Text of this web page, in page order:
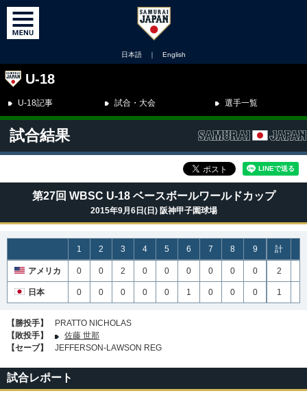
日本語 ｜ English
U-18
U-18記事 試合・大会 選手一覧
試合結果
第27回 WBSC U-18 ベースボールワールドカップ
2015年9月6日(日) 阪神甲子園球場
1 2 3 4 5 6 7 8 9 計
アメリカ 0 0 2 0 0 0 0 0 0 2
日本 0 0 0 0 0 1 0 0 0 1
【勝投手】
PRATTO NICHOLAS
【敗投手】
佐藤 世那
【セーブ】
JEFFERSON-LAWSON REG
試合レポート